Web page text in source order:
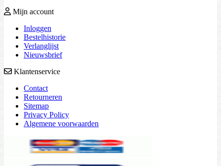
Mijn account
Inloggen
Bestelhistorie
Verlanglijst
Nieuwsbrief
Klantenservice
Contact
Retourneren
Sitemap
Privacy Policy
Algemene voorwaarden